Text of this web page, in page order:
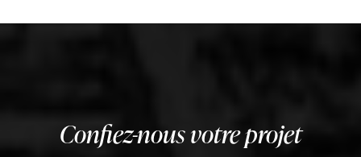
Confiez-nous votre projet